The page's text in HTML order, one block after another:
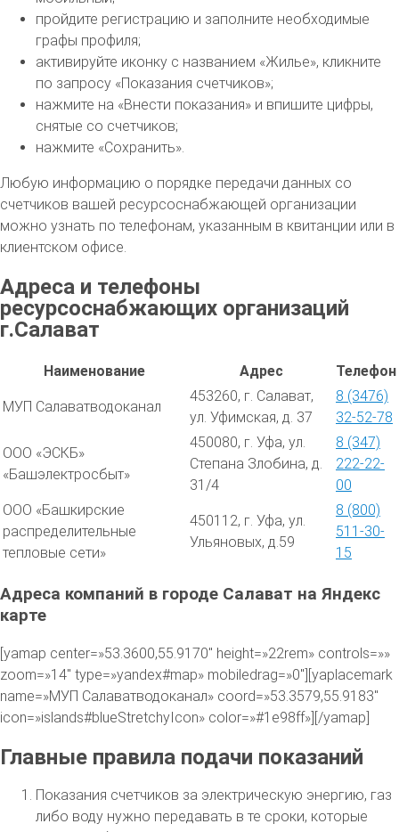
пройдите регистрацию и заполните необходимые
графы профиля;
активируйте иконку с названием «Жилье», кликните
по запросу «Показания счетчиков»;
нажмите на «Внести показания» и впишите цифры,
снятые со счетчиков;
нажмите «Сохранить».
Любую информацию о порядке передачи данных со
счетчиков вашей ресурсоснабжающей организации
можно узнать по телефонам, указанным в квитанции или в
клиентском офисе.
Адреса и телефоны
ресурсоснабжающих организаций
г.Салават
Наименование Адрес Телефон
МУП Салаватводоканал
453260, г. Салават,
ул. Уфимская, д. 37
8 (3476)
32-52-78
ООО «ЭСКБ»
«Башэлектросбыт»
450080, г. Уфа, ул.
Степана Злобина, д.
31/4
8 (347)
222-22-
00
ООО «Башкирские
распределительные
тепловые сети»
450112, г. Уфа, ул.
Ульяновых, д.59
8 (800)
511-30-
15
Адреса компаний в городе Салават на Яндекс
карте
[yamap center=»53.3600,55.9170″ height=»22rem» controls=»»
zoom=»14″ type=»yandex#map» mobiledrag=»0″][yaplacemark
name=»МУП Салаватводоканал» coord=»53.3579,55.9183″
icon=»islands#blueStretchyIcon» color=»#1e98ff»][/yamap]
Главные правила подачи показаний
Показания счетчиков за электрическую энергию, газ
либо воду нужно передавать в те сроки, которые